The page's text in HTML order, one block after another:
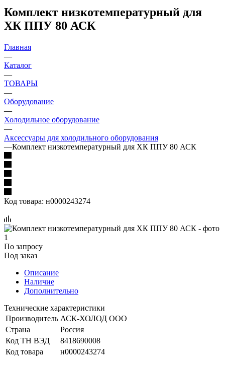
Комплект низкотемпературный для
ХК ППУ 80 АСК
Главная
—
Каталог
—
ТОВАРЫ
—
Оборудование
—
Холодильное оборудование
—
Аксессуары для холодильного оборудования
—Комплект низкотемпературный для ХК ППУ 80 АСК
Код товара: н0000243274
По запросу
Под заказ
Описание
Наличие
Дополнительно
Технические характеристики
Производитель АСК-ХОЛОД ООО
Страна
Россия
Код ТН ВЭД
8418690008
Код товара
н0000243274